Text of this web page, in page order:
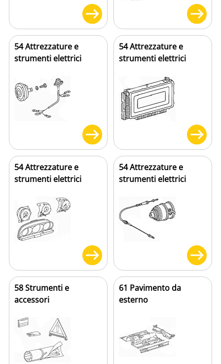
54 Attrezzature e
strumenti elettrici
54 Attrezzature e
strumenti elettrici
54 Attrezzature e
strumenti elettrici
54 Attrezzature e
strumenti elettrici
58 Strumenti e
accessori
61 Pavimento da
esterno